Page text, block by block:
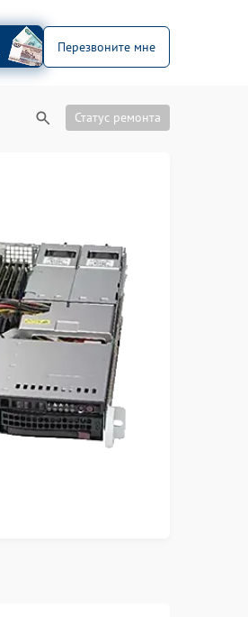
Перезвоните мне
Статус ремонта